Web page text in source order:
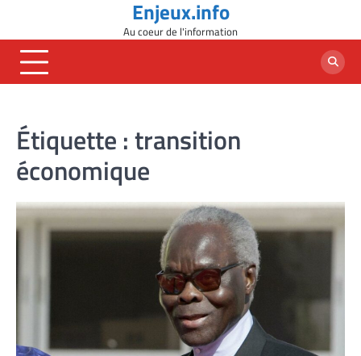
content
Enjeux.info
Au coeur de l'information
Étiquette :transition
économique